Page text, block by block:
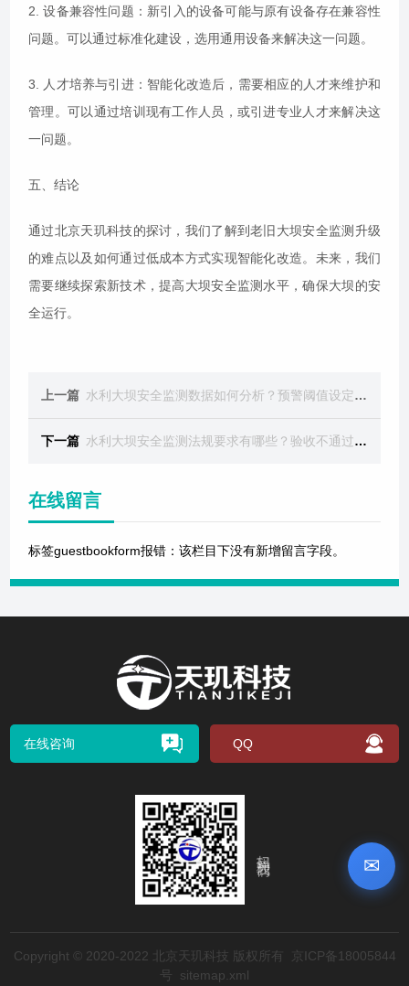
✉
2. 设备兼容性问题：新引入的设备可能与原有设备存在兼容性
问题。可以通过标准化建设，选用通用设备来解决这一问题。
3. 人才培养与引进：智能化改造后，需要相应的人才来维护和
管理。可以通过培训现有工作人员，或引进专业人才来解决这
一问题。
五、结论
通过北京天玑科技的探讨，我们了解到老旧大坝安全监测升级
的难点以及如何通过低成本方式实现智能化改造。未来，我们
需要继续探索新技术，提高大坝安全监测水平，确保大坝的安
全运行。
上一篇 水利大坝安全监测数据如何分析？预警阈值设定依据是什么？
下一篇 水利大坝安全监测法规要求有哪些？验收不通过的常见原因是什么？
在线留言
标签guestbookform报错：该栏目下没有新增留言字段。
在线咨询 QQ
Copyright © 2020-2022 北京天玑科技 版权所有
京ICP备18005844
号
sitemap.xml